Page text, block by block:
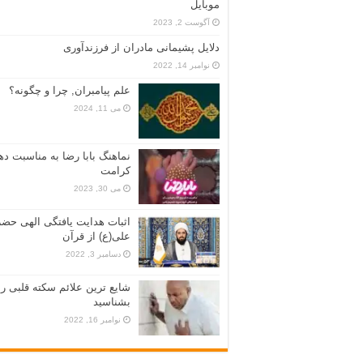
موبایل
آگوست 2, 2023
دلایل پشیمانی مادران از فرزندآوری
نوامبر 14, 2022
علم پیامبران, چرا و چگونه؟
می 11, 2024
نماهنگ بابا رضا به مناسبت
کرامت
می 30, 2023
اثبات هدایت یافتگی الهی
علی(ع) از قرآن
دسامبر 3, 2022
شایع ترین علائم سکته قلبی
بشناسید
نوامبر 16, 2022